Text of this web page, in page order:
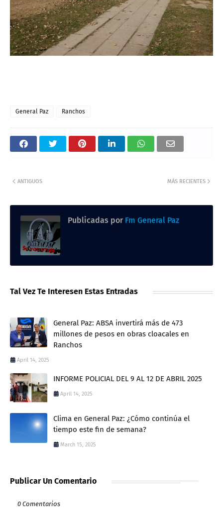
General Paz Ranchos
MÁS RECIENTES
ANTIGUOS
Publicadas por Fm General Paz
Tal Vez Te Interesen Estas Entradas
General Paz: ABSA invertirá más de 473
millones de pesos en obras cloacales en
Ranchos
April 14, 2025
INFORME POLICIAL DEL 9 AL 12 DE ABRIL 2025
April 14, 2025
Clima en General Paz: ¿Cómo continúa el
tiempo este fin de semana?
March 15, 2025
Publicar Un Comentario
0 Comentarios